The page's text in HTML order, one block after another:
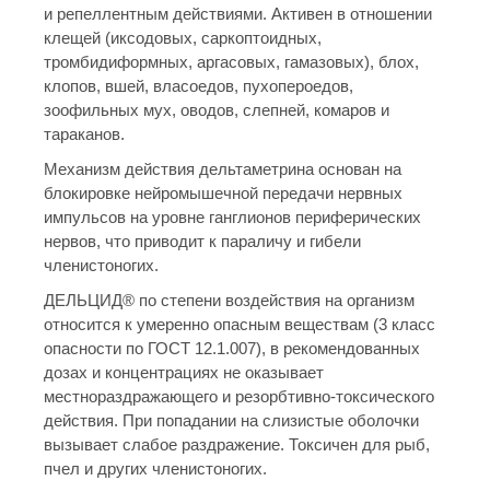
и репеллентным действиями. Активен в отношении
клещей (иксодовых, саркоптоидных,
тромбидиформных, аргасовых, гамазовых), блох,
клопов, вшей, власоедов, пухопероедов,
зоофильных мух, оводов, слепней, комаров и
тараканов.
Механизм действия дельтаметрина основан на
блокировке нейромышечной передачи нервных
импульсов на уровне ганглионов периферических
нервов, что приводит к параличу и гибели
членистоногих.
ДЕЛЬЦИД® по степени воздействия на организм
относится к умеренно опасным веществам (3 класс
опасности по ГОСТ 12.1.007), в рекомендованных
дозах и концентрациях не оказывает
местнораздражающего и резорбтивно-токсического
действия. При попадании на слизистые оболочки
вызывает слабое раздражение. Токсичен для рыб,
пчел и других членистоногих.